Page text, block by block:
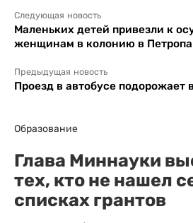
Следующая новость
Маленьких детей привезли к
женщинам в колонию в
Предыдущая новость
Проезд в автобусе подорожает
Образование
Глава Миннауки
тех, кто не нашел
списках грантов